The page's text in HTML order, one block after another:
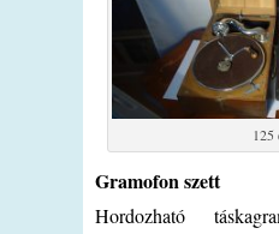
125
Gramofon szett
Hordozható